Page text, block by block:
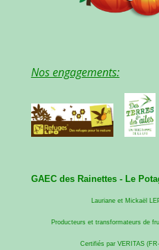
Nos engagements:
GAEC des Rainettes - Le
Lauriane et Mickaël
Producteurs et transformateurs de
Certifiés par VERITAS